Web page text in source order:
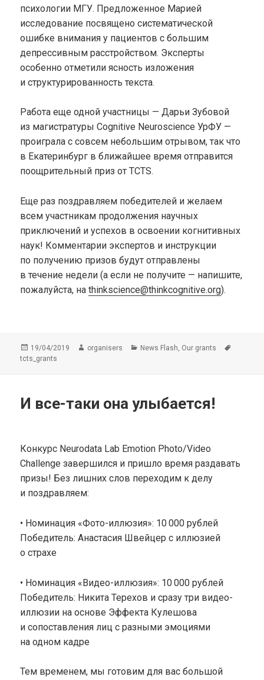
психологии МГУ. Предложенное Марией
исследование посвящено систематической
ошибке внимания у пациентов с большим
депрессивным расстройством. Эксперты
особенно отметили ясность изложения
и структурированность текста.
Работа еще одной участницы — Дарьи Зубовой
из магистратуры Cognitive Neuroscience УрФУ —
проиграла с совсем небольшим отрывом, так что
в Екатеринбург в ближайшее время отправится
поощрительный приз от TCTS.
Еще раз поздравляем победителей и желаем
всем участникам продолжения научных
приключений и успехов в освоении когнитивных
наук! Комментарии экспертов и инструкции
по получению призов будут отправлены
в течение недели (а если не получите — напишите,
пожалуйста, наthinkscience@thinkcognitive.org).
Опубликовано
19/04/2019 Автор
organisers Рубрики
News Flash, Our grants
tcts_grants
И все-таки она улыбается!
Конкурс Neurodata Lab Emotion Photo/Video
Challenge завершился и пришло время раздавать
призы! Без лишних слов переходим к делу
и поздравляем:
• Номинация «Фото-иллюзия»: 10 000 рублей
Победитель: Анастасия Швейцер с иллюзией
о страхе
• Номинация «Видео-иллюзия»: 10 000 рублей
Победитель: Никита Терехов и сразу три видео-
иллюзии на основе Эффекта Кулешова
и сопоставления лиц с разными эмоциями
на одном кадре
Тем временем, мы готовим для вас большой